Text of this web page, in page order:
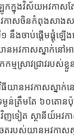
នុងវិស័យអវកាសត
វកាសចិនកំពុងសាង
នឹងចាប់ផ្តើមផ្គុំឡ
ានអវកាសស្នាក់ន
ស្រាវជ្រាវរបស់ខ្លួ
យានអវកាសស្នាក់ន
ន់ត្រឹមតែ ៦០តោន
ទៀត ស្ថានីយ៍អវ
តរបស់យានអវកាស